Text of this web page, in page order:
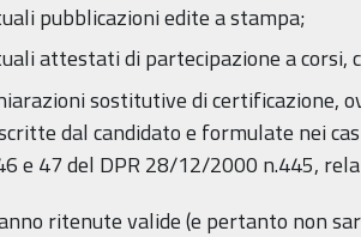
pubblicazioni edite a stampa;
attestati di partecipazione a corsi,
sostitutive di certificazione,
dal candidato e formulate nei
e 47 del DPR 28/12/2000 n.445,
ritenute valide (e pertanto non